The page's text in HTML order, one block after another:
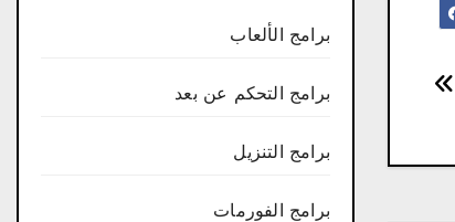
برامج الألعاب
برامج التحكم عن بعد
برامج التنزيل
برامج الفورمات